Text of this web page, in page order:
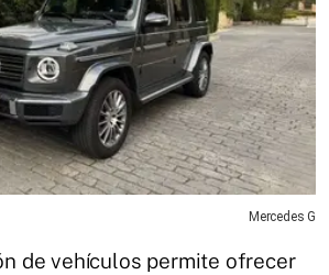
Mercedes G
de vehículos permite ofrecer